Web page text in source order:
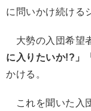
に問いかけ続ける
大勢の入団希望
に入りたいか!?」
かける。
これを聞いた入